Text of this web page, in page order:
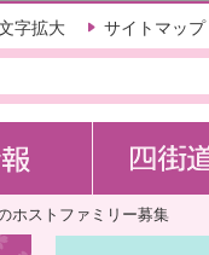
字拡大 サイトマップ
ホストファミリー募集